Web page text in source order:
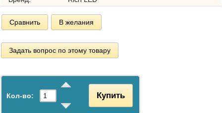
Сравнить В желания
Задать вопрос по этому товару
Кол-во: Купить